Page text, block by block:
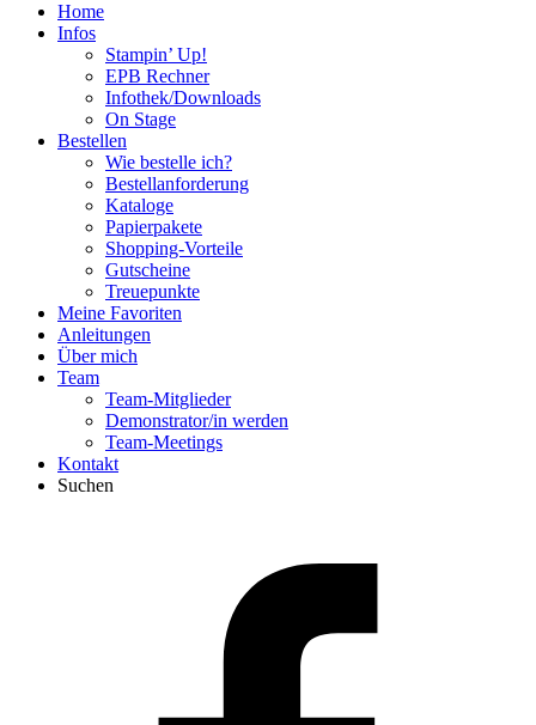
Home
Infos
Stampin’ Up!
EPB Rechner
Infothek/Downloads
On Stage
Bestellen
Wie bestelle ich?
Bestellanforderung
Kataloge
Papierpakete
Shopping-Vorteile
Gutscheine
Treuepunkte
Meine Favoriten
Anleitungen
Über mich
Team
Team-Mitglieder
Demonstrator/in werden
Team-Meetings
Kontakt
Suchen